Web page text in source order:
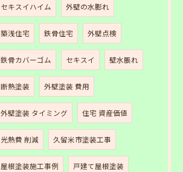
セキスイハイム 外壁の水膨れ
築浅住宅 鉄骨住宅 外壁点検
鉄骨カバーゴム セキスイ 壁水脹れ
断熱塗装 外壁塗装 費用
外壁塗装 タイミング 住宅 資産価値
光熱費 削減 久留米市塗装工事
屋根塗装施工事例 戸建て屋根塗装